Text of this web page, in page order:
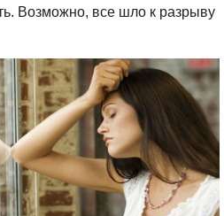
Возможно, все шло к разрыву